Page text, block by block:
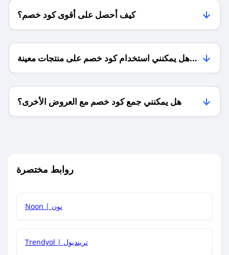
كيف أحصل على أقوى كود خصم؟
هل يمكنني استخدام كود خصم على منتجات معينة
فقط؟
هل يمكنني جمع كود خصم مع العروض الأخرى؟
روابط مختصرة
Noon | نون
Trendyol | ترينديول